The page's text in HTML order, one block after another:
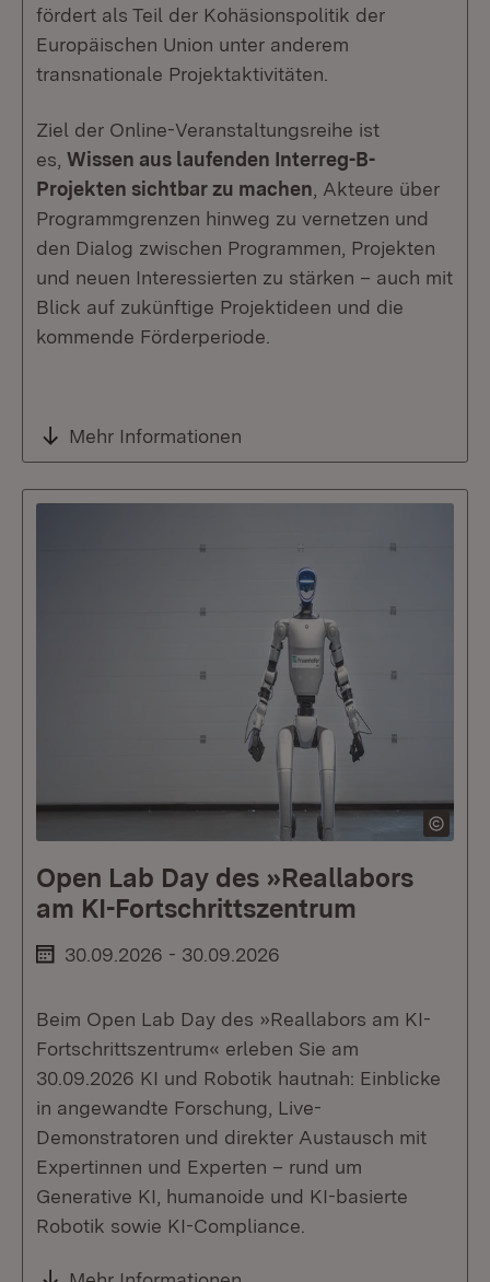
fördert als Teil der Kohäsionspolitik der
Europäischen Union unter anderem
transnationale Projektaktivitäten.
Ziel der Online-Veranstaltungsreihe ist
es, Wissen aus laufenden Interreg-B-
Projekten sichtbar zu machen , Akteure über
Programmgrenzen hinweg zu vernetzen und
den Dialog zwischen Programmen, Projekten
und neuen Interessierten zu stärken – auch mit
Blick auf zukünftige Projektideen und die
kommende Förderperiode.
Mehr Informationen
Open Lab Day des »Reallabors
am KI-Fortschrittszentrum
30.09.2026 - 30.09.2026
Beim Open Lab Day des »Reallabors am KI-
Fortschrittszentrum« erleben Sie am
30.09.2026 KI und Robotik hautnah: Einblicke
in angewandte Forschung, Live-
Demonstratoren und direkter Austausch mit
Expertinnen und Experten – rund um
Generative KI, humanoide und KI-basierte
Robotik sowie KI-Compliance.